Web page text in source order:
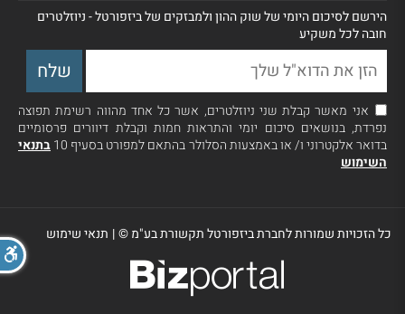
הירשם לסיכום היומי של שוק ההון ולמבזקים של ביזפורטל - ניוזלטרים
חובה לכל משקיע
אני מאשר קבלת שני ניוזלטרים, אשר כל אחד מהווה רשימת תפוצה
נפרדת, בנושאים סיכום יומי והתראות חמות וקבלת דיוורים פרסומיים
בדואר אלקטרוני ו/ או באמצעות הסלולר בהתאם למפורט בסעיף 10
בתנאי
השימוש
כל הזכויות שמורות לחברת ביזפורטל תקשורת בע"מ ©| תנאי שימוש